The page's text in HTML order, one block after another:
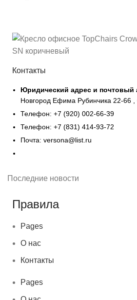
Контакты
Юридический адрес и почтовый
Новгород Ефима Рубинчика 22-66 ,
Телефон: +7 (920) 002-66-39
Телефон: +7 (831) 414-93-72
Почта: versona@list.ru
Последние новости
Правила
Pages
О нас
Контакты
Pages